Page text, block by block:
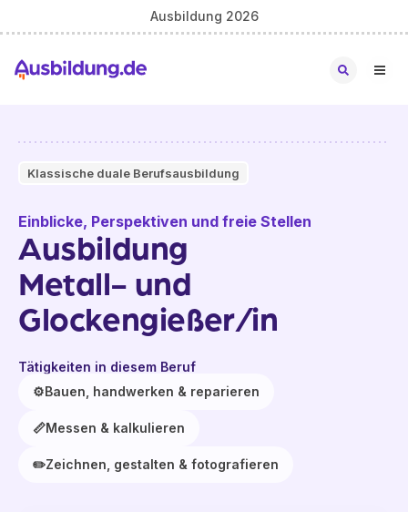
Ausbildung 2026
Klassische duale Berufsausbildung
Einblicke, Perspektiven und freie Stellen
Ausbildung
Metall- und
Glockengießer/in
Tätigkeiten in diesem Beruf
⚙️Bauen, handwerken & reparieren
📏Messen & kalkulieren
✏️Zeichnen, gestalten & fotografieren